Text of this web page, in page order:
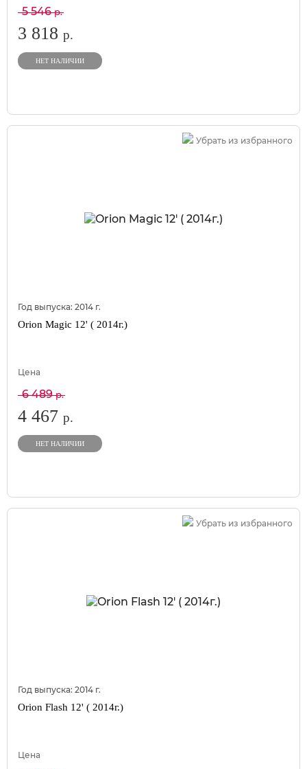
5 546р.
3 818 р.
НЕТ НАЛИЧИИ
Убрать из избранного
Год выпуска: 2014 г.
Orion Magic 12' ( 2014г.)
Цена
6 489р.
4 467 р.
НЕТ НАЛИЧИИ
Убрать из избранного
Год выпуска: 2014 г.
Orion Flash 12' ( 2014г.)
Цена